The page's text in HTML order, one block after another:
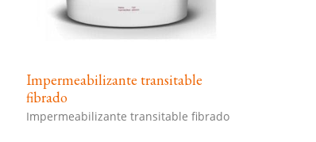
Impermeabilizante transitable
fibrado
Impermeabilizante transitable fibrado